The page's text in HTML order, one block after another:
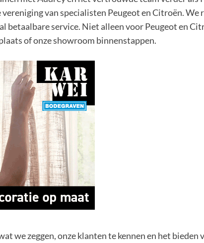
vereniging van specialisten Peugeot en Citroën. We
betaalbare service. Niet alleen voor Peugeot en
of onze showroom binnenstappen.
we zeggen, onze klanten te kennen en het bieden